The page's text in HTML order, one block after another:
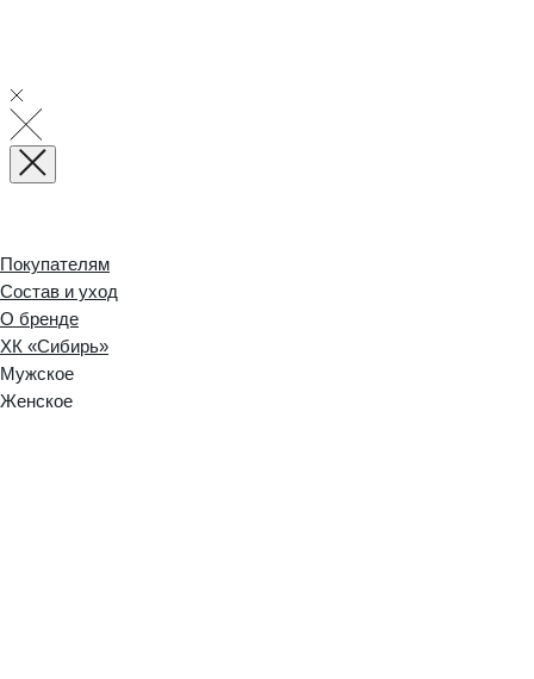
Покупателям
Состав и уход
О бренде
ХК «Сибирь»
Мужское
Женское